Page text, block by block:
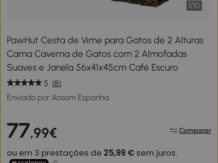
1/10
PawHut Cesta de Vime para Gatos de 2 Alturas
Cama Caverna de Gatos com 2 Almofadas
Suaves e Janela 56x41x45cm Café Escuro
5 (8)
Enviado por Aosom Espanha
77,99€ Comparar